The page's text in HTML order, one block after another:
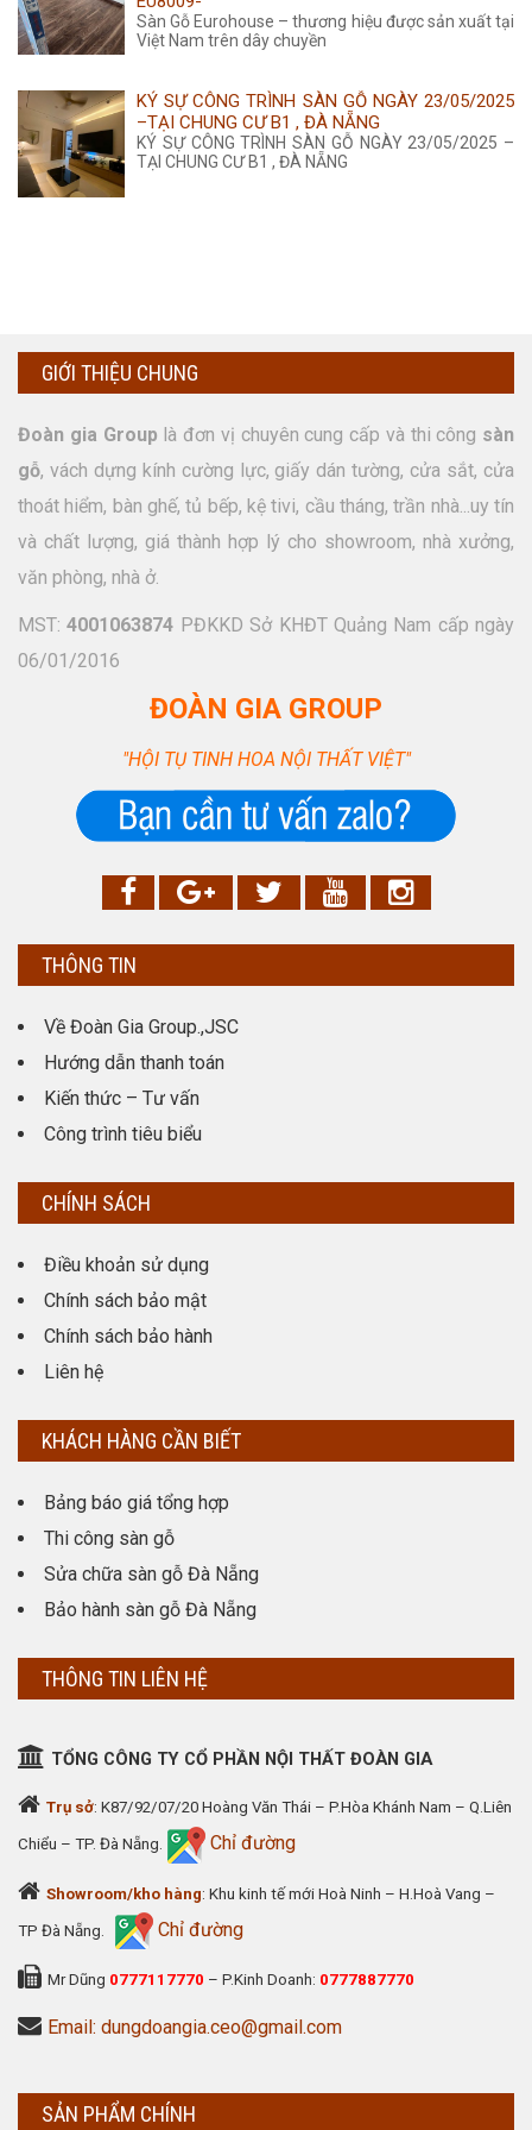
Sàn Gỗ Eurohouse – thương hiệu được sản xuất tại
Việt Nam trên dây chuyền
KÝ SỰ CÔNG TRÌNH SÀN GỖ NGÀY 23/05/2025
–TẠI CHUNG CƯ B1 , ĐÀ NẴNG
KÝ SỰ CÔNG TRÌNH SÀN GỖ NGÀY 23/05/2025 –
TẠI CHUNG CƯ B1 , ĐÀ NẴNG
GIỚI THIỆU CHUNG
Đoàn gia Group là đơn vị chuyên cung cấp và thi công sàn
gỗ, vách dựng kính cường lực, giấy dán tường, cửa sắt, cửa
thoát hiểm, bàn ghế, tủ bếp, kệ tivi, cầu tháng, trần nhà...uy tín
và chất lượng, giá thành hợp lý cho showroom, nhà xưởng,
văn phòng, nhà ở.
MST:4001063874 PĐKKD Sở KHĐT Quảng Nam cấp ngày
06/01/2016
ĐOÀN GIA GROUP
"HỘI TỤ TINH HOA NỘI THẤT VIỆT"
THÔNG TIN
Về Đoàn Gia Group.,JSC
Hướng dẫn thanh toán
Kiến thức – Tư vấn
Công trình tiêu biểu
CHÍNH SÁCH
Điều khoản sử dụng
Chính sách bảo mật
Chính sách bảo hành
Liên hệ
KHÁCH HÀNG CẦN BIẾT
Bảng báo giá tổng hợp
Thi công sàn gỗ
Sửa chữa sàn gỗ Đà Nẵng
Bảo hành sàn gỗ Đà Nẵng
THÔNG TIN LIÊN HỆ
TỔNG CÔNG TY CỔ PHẦN NỘI THẤT ĐOÀN GIA
Trụ sở: K87/92/07/20 Hoàng Văn Thái – P.Hòa Khánh Nam – Q.Liên
Chiểu – TP. Đà Nẵng. Chỉ đường
Showroom/kho hàng: Khu kinh tế mới Hoà Ninh – H.Hoà Vang –
TP Đà Nẵng. Chỉ đường
Mr Dũng 0777117770 – P.Kinh Doanh: 0777887770
Email: dungdoangia.ceo@gmail.com
SẢN PHẨM CHÍNH